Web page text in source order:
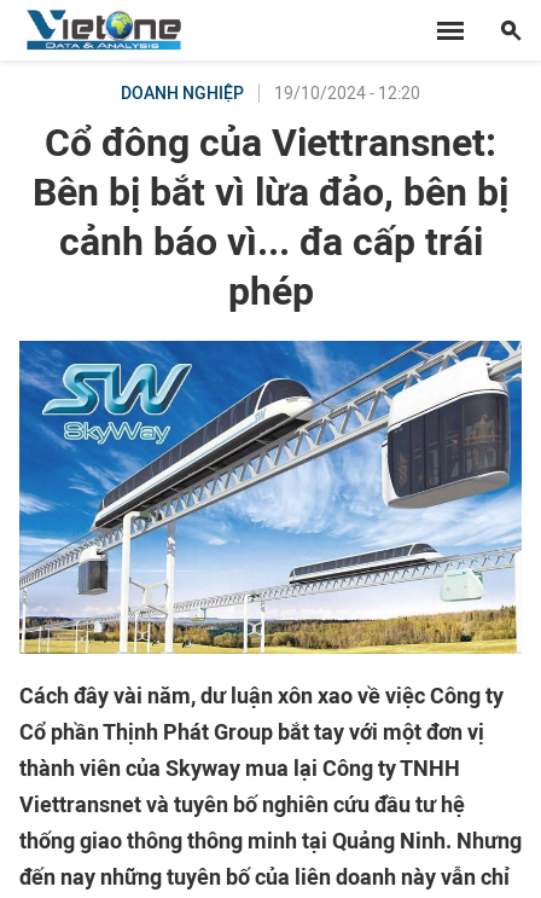
DOANH NGHIỆP 19/10/2024 - 12:20
Cổ đông của Viettransnet:
Bên bị bắt vì lừa đảo, bên bị
cảnh báo vì... đa cấp trái
phép
Cách đây vài năm, dư luận xôn xao về việc Công ty
Cổ phần Thịnh Phát Group bắt tay với một đơn vị
thành viên của Skyway mua lại Công ty TNHH
Viettransnet và tuyên bố nghiên cứu đầu tư hệ
thống giao thông thông minh tại Quảng Ninh. Nhưng
đến nay những tuyên bố của liên doanh này vẫn chỉ